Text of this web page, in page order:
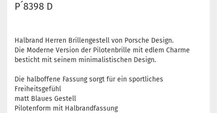
P´8398 D
Halbrand Herren Brillengestell von Porsche Design.
Die Moderne Version der Pilotenbrille mit edlem Charme
besticht mit seinem minimalistischen Design.
Die halboffene Fassung sorgt für ein sportliches
Freiheitsgefühl
matt Blaues Gestell
Pilotenform mit Halbrandfassung